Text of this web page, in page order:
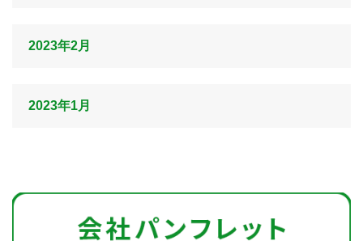
2023年2月
2023年1月